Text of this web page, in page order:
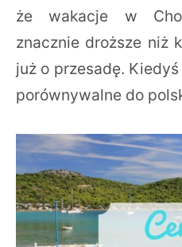
że wakacje w
znacznie droższe niż
już o przesadę.
porównywalne do